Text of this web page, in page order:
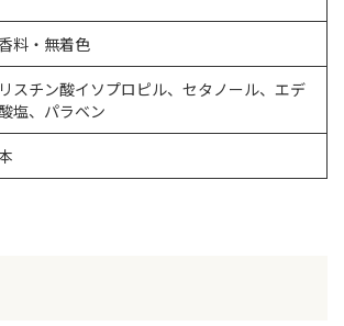
料・無着色
スチン酸イソプロピル、セタノール、エデ
塩、パラベン